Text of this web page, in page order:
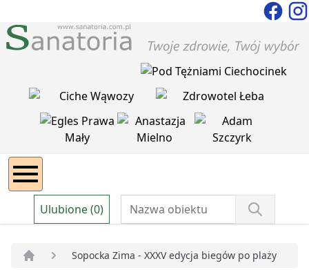
Ulubione (0)
Sopocka Zima - XXXV edycja biegów po plaży